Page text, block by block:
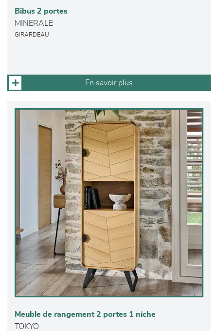
Bibus 2 portes
MINERALE
GIRARDEAU
En savoir plus
Meuble de rangement 2 portes 1 niche
TOKYO